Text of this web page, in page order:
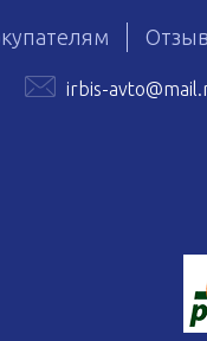
irbis-